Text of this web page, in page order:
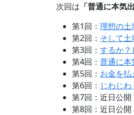
次回は 「普通に本気
第1回： 理想の土
第2回： そして
第3回： するか？
第4回： 普通に本
第5回： お金を
第6回： じわじ
第7回：近日公開
第8回：近日公開